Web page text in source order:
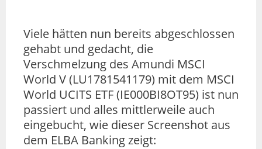
Viele hätten nun bereits abgeschlossen
gehabt und gedacht, die
Verschmelzung des Amundi MSCI
World V (LU1781541179) mit dem MSCI
World UCITS ETF (IE000BI8OT95) ist nun
passiert und alles mittlerweile auch
eingebucht, wie dieser Screenshot aus
dem ELBA Banking zeigt: